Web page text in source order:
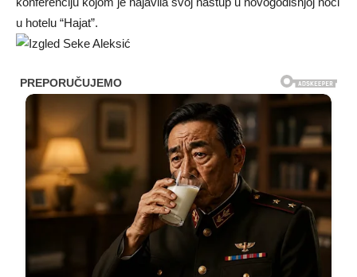
u hotelu “Hajat”.